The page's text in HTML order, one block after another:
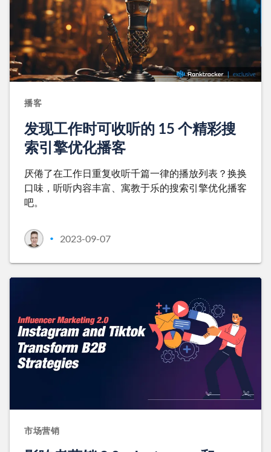
播客
发现工作时可收听的 15 个精彩搜
索引擎优化播客
厌倦了在工作日重复收听千篇一律的播放列表？换换
口味，听听内容丰富、寓教于乐的搜索引擎优化播客
吧。
• 2023-09-07
市场营销